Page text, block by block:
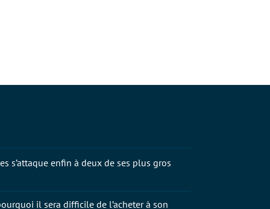
s’attaque enfin à deux de ses plus gros
il sera difficile de l’acheter à son